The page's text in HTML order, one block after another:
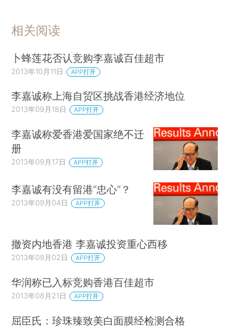
相关阅读
卜蜂莲花否认竞购李嘉诚百佳超市
2013年10月11日 APP打开
李嘉诚称上海自贸区挑战香港经济地位
2013年09月18日 APP打开
李嘉诚称爱香港爱国家绝不迁
册
2013年09月17日 APP打开
李嘉诚有没有留港“忠心”？
2013年09月04日 APP打开
撤资内地香港 李嘉诚投资重心西移
2013年09月02日 APP打开
华润称已入标竞购香港百佳超市
2013年08月21日 APP打开
屈臣氏：珍珠臻致美白面膜经检测合格